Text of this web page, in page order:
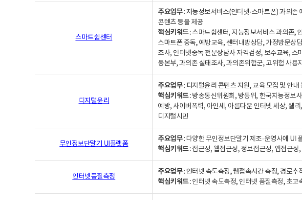
스마트쉼센터
주요업무: 지능정보서비스(인터넷·스마트폰) 과의존
콘텐츠 등을 제공
핵심키워드: 스마트쉼센터, 지능정보서비스 과의존,
스마트폰 중독, 예방교육, 센터내방상담, 가정방문상
조사, 인터넷중독 전문상담사 자격검정, 보수교육, 스
동본부, 과의존 실태조사, 과의존위험군, 고위험 사용
디지털윤리
주요업무: 디지털윤리 콘텐츠 지원, 교육 모집 및 안내
핵심키워드: 방송통신위원회, 방통위, 한국지능정보
예방, 사이버폭력, 아인세, 아름다운 인터넷 세상, 웰
디지털시민
무인정보단말기 UI플랫폼
주요업무: 다양한 무인정보단말기 제조·운영사에 UI
핵심키워드: 접근성, 웹접근성, 정보접근성, 앱접근
인터넷품질측정
주요업무: 인터넷 속도측정, 웹접속시간 측정, 경로추
핵심키워드: 인터넷 속도측정, 인터넷 품질측정, 초